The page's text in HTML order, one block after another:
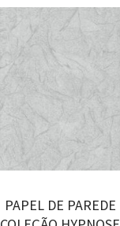
PAPEL DE PAREDE